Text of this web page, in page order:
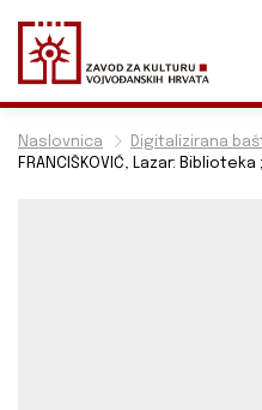
Naslovnica Digitalizirana
FRANCIŠKOVIĆ, Lazar: